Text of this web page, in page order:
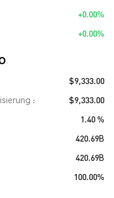
+0.00%
+0.00%
$9,333.00
$9,333.00
1.40 %
420.69B
420.69B
100.00%